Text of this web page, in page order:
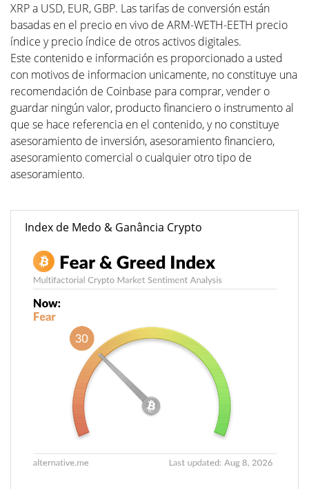
XRP a USD, EUR, GBP. Las tarifas de conversión están
basadas en el precio en vivo de ARM-WETH-EETH precio
índice y precio índice de otros activos digitales.
Este contenido e información es proporcionado a usted
con motivos de informacion unicamente, no constituye una
recomendación de Coinbase para comprar, vender o
guardar ningún valor, producto financiero o instrumento al
que se hace referencia en el contenido, y no constituye
asesoramiento de inversión, asesoramiento financiero,
asesoramiento comercial o cualquier otro tipo de
asesoramiento.
Index de Medo & Ganância Crypto